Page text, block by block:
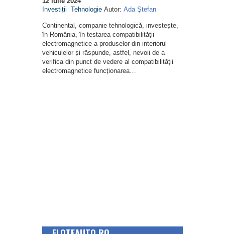
Investiții Tehnologie Autor: Ada Ştefan
Continental, companie tehnologică, investește,
în România, în testarea compatibilității
electromagnetice a produselor din interiorul
vehiculelor și răspunde, astfel, nevoii de a
verifica din punct de vedere al compatibilității
electromagnetice funcționarea…